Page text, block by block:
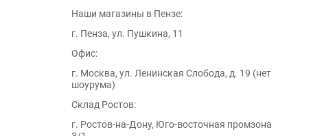
Наши магазины в Пензе:
г. Пенза, ул. Пушкина, 11
Офис:
г. Москва, ул. Ленинская Слобода, д. 19 (нет
шоурума)
Склад Ростов:
г. Ростов-на-Дону, Юго-восточная промзона